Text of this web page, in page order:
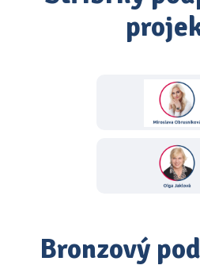
Bronzový